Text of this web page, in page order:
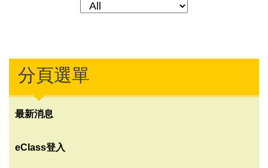
分頁選單
最新消息
eClass登入